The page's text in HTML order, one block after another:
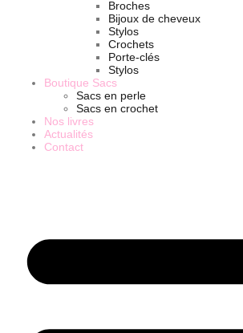
Broches
Bijoux de cheveux
Stylos
Crochets
Porte-clés
Stylos
Boutique Sacs
Sacs en perle
Sacs en crochet
Nos livres
Actualités
Contact